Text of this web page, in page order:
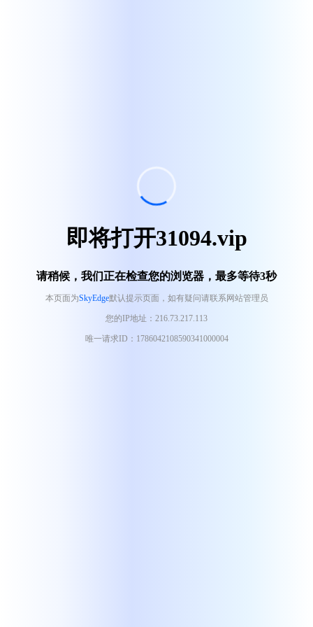
即将打开31094.vip
请稍候，我们正在检查您的浏览器，最多等待3秒
本页面为SkyEdge默认提示页面，如有疑问请联系网站管理员
您的IP地址：216.73.217.113
唯一请求ID：1786042108590341000004